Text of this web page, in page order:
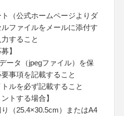
（公式ホームページよりダ
ファイルをメールに添付す
すること
】
ータ（jpegファイル）を保
事項を記載すること
ルを必ず記載すること
トする場合】
（25.4×30.5cm）またはA4